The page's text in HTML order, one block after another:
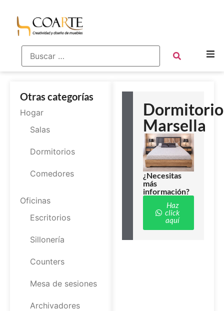
Otras categorías
Hogar
Salas
Dormitorios
Comedores
Oficinas
Escritorios
Sillonería
Counters
Mesa de sesiones
Archivadores
Dormitorio
Marsella
¿Necesitas
más
información?
Haz
click
aquí